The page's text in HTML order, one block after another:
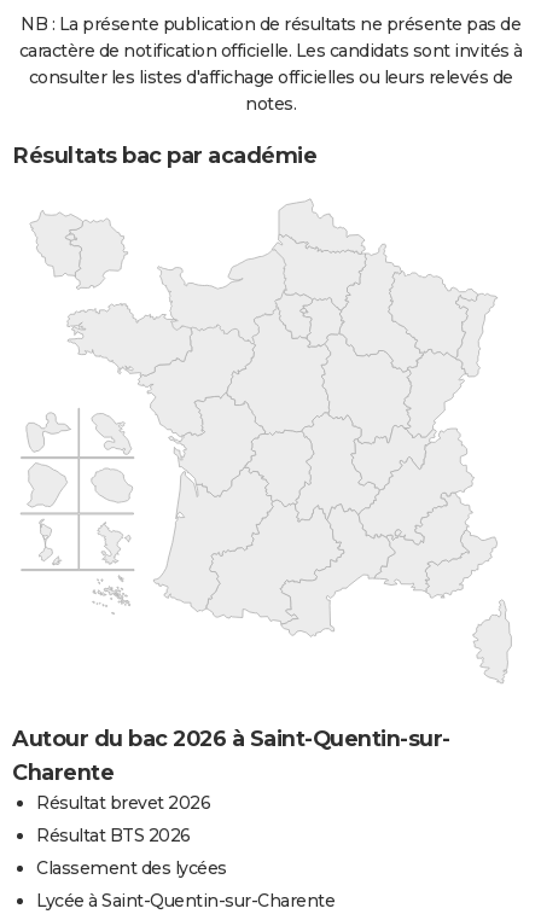
NB : La présente publication de résultats ne présente pas de
caractère de notification officielle. Les candidats sont invités à
consulter les listes d'affichage officielles ou leurs relevés de
notes.
Résultats bac par académie
Autour du bac 2026 à Saint-Quentin-sur-
Charente
Résultat brevet 2026
Résultat BTS 2026
Classement des lycées
Lycée à Saint-Quentin-sur-Charente